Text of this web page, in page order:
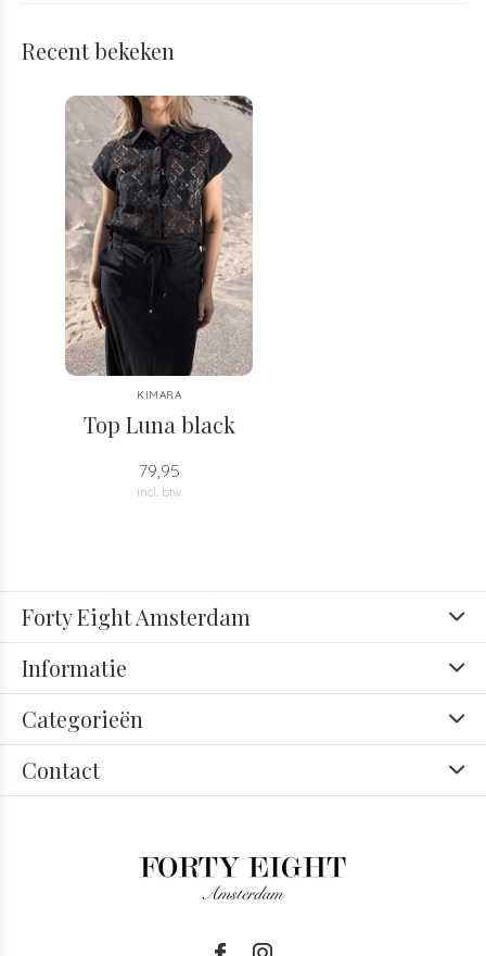
Recent bekeken
KIMARA
Top Luna black
79,95
Incl. btw
Forty Eight Amsterdam
Informatie
Categorieën
Contact